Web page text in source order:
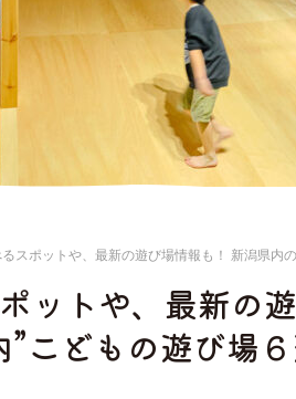
スポットや、最新の遊び場情報も！ 新潟県内
ットや、最新の
こどもの遊び場